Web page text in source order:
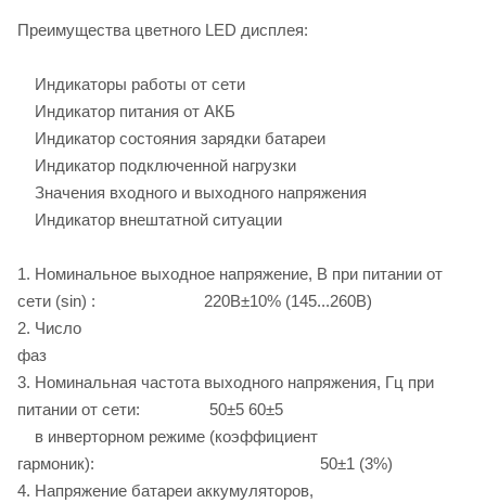
Преимущества цветного LED дисплея:
Индикаторы работы от сети
Индикатор питания от АКБ
Индикатор состояния зарядки батареи
Индикатор подключенной нагрузки
Значения входного и выходного напряжения
Индикатор внештатной ситуации
1. Номинальное выходное напряжение, В при питании от
сети (sin) : 220В±10% (145...260В)
2. Число
фаз
3. Номинальная частота выходного напряжения, Гц при
питании от сети: 50±5 60±5
в инверторном режиме (коэффициент
гармоник): 50±1 (3%)
4. Напряжение батареи аккумуляторов,